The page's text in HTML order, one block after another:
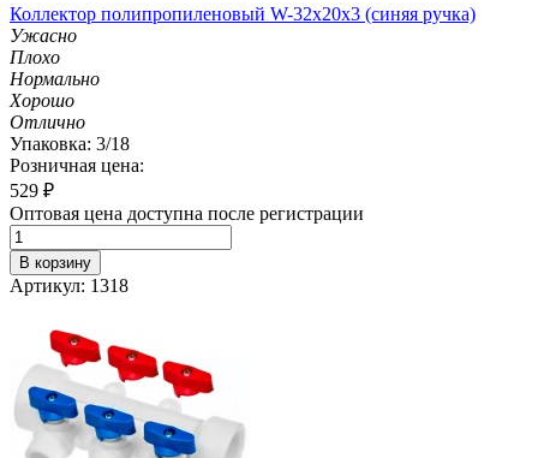
Коллектор полипропиленовый W-32х20х3 (синяя ручка)
Ужасно
Плохо
Нормально
Хорошо
Отлично
Упаковка: 3/18
Розничная цена:
529 ₽
Оптовая цена доступна после регистрации
В корзину
Артикул: 1318